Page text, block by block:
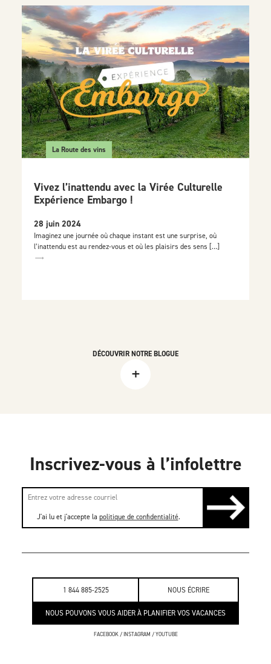
1 844 885-2525 NOUS ÉCRIRE
NOUS POUVONS VOUS AIDER À PLANIFIER VOS VACANCES
FACEBOOK/INSTAGRAM /YOUTUBE
La Route des vins
Vivez l’inattendu avec la Virée Culturelle
Expérience Embargo !
28 juin 2024
Imaginez une journée où chaque instant est une surprise, où
l’inattendu est au rendez-vous et où les plaisirs des sens […]
DÉCOUVRIR NOTRE BLOGUE
+
Inscrivez-vous à l’infolettre
J'ai lu et j'accepte la politique de confidentialité.